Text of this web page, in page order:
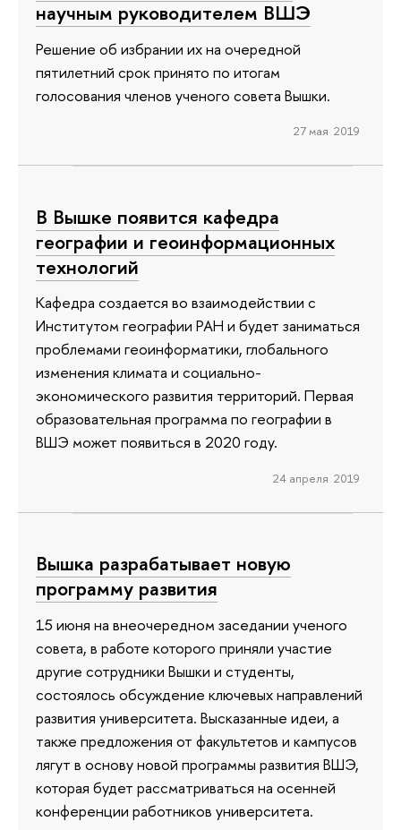
научным руководителем ВШЭ
Решение об избрании их на очередной
пятилетний срок принято по итогам
голосования членов ученого совета Вышки.
27 мая 2019
В Вышке появится кафедра
географии и геоинформационных
технологий
Кафедра создается во взаимодействии с
Институтом географии РАН и будет заниматься
проблемами геоинформатики, глобального
изменения климата и социально-
экономического развития территорий. Первая
образовательная программа по географии в
ВШЭ может появиться в 2020 году.
24 апреля 2019
Вышка разрабатывает новую
программу развития
15 июня на внеочередном заседании ученого
совета, в работе которого приняли участие
другие сотрудники Вышки и студенты,
состоялось обсуждение ключевых направлений
развития университета. Высказанные идеи, а
также предложения от факультетов и кампусов
лягут в основу новой программы развития ВШЭ,
которая будет рассматриваться на осенней
конференции работников университета.